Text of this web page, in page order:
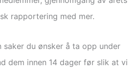
rapportering med mer.
saker du ønsker å ta opp under
dem innen 14 dager før slik at vi